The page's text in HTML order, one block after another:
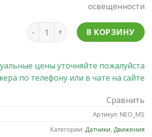
освещенности
Количество товара Датчик
В КОРЗИНУ
цены уточняйте пожалуйста
по телефону или в чате на сайте
Сравнить
Артикул: NEO_MS
Категории: Датчики, Движения